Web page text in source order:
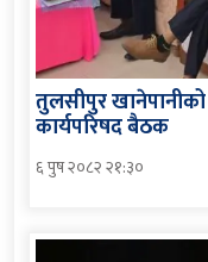
तुलसीपुर
कार्यपरिषद बैठक
६ पुष २०८२ २१:३०